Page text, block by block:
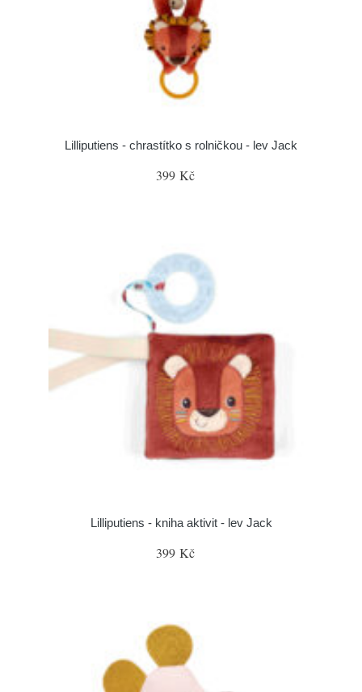
Lilliputiens - chrastítko s rolničkou - lev Jack
399 Kč
Lilliputiens - kniha aktivit - lev Jack
399 Kč